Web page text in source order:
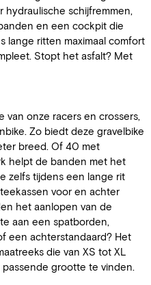
hydraulische schijfremmen,
en een cockpit die
lange ritten maximaal comfort
Stopt het asfalt? Met
onze racers en crossers,
Zo biedt deze gravelbike
breed. Of 40 met
helpt de banden met het
zelfs tijdens een lange rit
voor en achter
het aanlopen van de
aan een spatborden,
een achterstandaard? Het
die van XS tot XL
grootte te vinden.